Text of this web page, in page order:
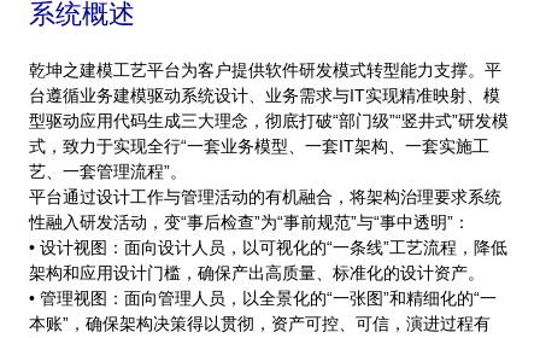
系统概述
乾坤之建模工艺平台为客户提供软件研发模式转型能力支撑。平
台遵循业务建模驱动系统设计、业务需求与IT实现精准映射、模
型驱动应用代码生成三大理念，彻底打破“部门级”“竖井式”研发模
式，致力于实现全行“一套业务模型、一套IT架构、一套实施工
艺、一套管理流程”。
平台通过设计工作与管理活动的有机融合，将架构治理要求系统
性融入研发活动，变“事后检查”为“事前规范”与“事中透明”：
• 设计视图：面向设计人员，以可视化的“一条线”工艺流程，降低
架构和应用设计门槛，确保产出高质量、标准化的设计资产。
• 管理视图：面向管理人员，以全景化的“一张图”和精细化的“一
本账”，确保架构决策得以贯彻，资产可控、可信，演进过程有